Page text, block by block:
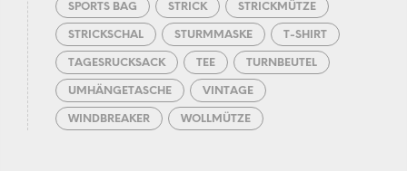
SPORTS BAG STRICK STRICKMÜTZE
STRICKSCHAL STURMMASKE T-SHIRT
TAGESRUCKSACK TEE TURNBEUTEL
UMHÄNGETASCHE VINTAGE
WINDBREAKER WOLLMÜTZE